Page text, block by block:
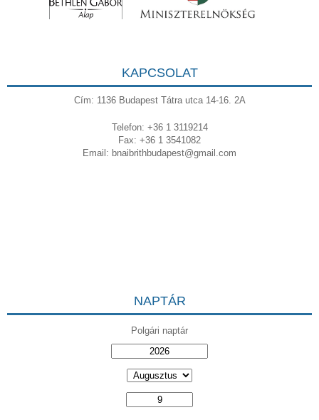
KAPCSOLAT
Cím: 1136 Budapest Tátra utca 14-16. 2A
Telefon: +36 1 3119214
Fax: +36 1 3541082
Email: bnaibrithbudapest@gmail.com
NAPTÁR
Polgári naptár